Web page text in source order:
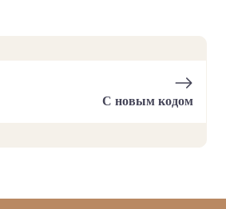
С новым кодом